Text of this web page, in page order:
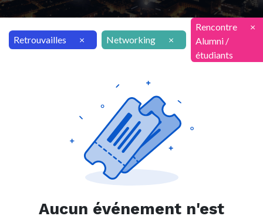
Retrouvailles × Networking ×
Rencontre
Alumni /
étudiants
×
Aucun événement n'est